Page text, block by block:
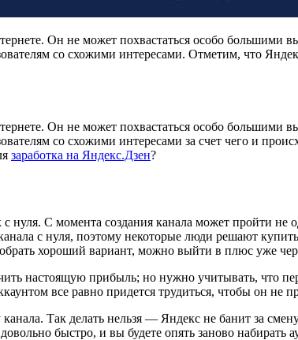
Он не может похвастаться особо большими
со схожими интересами. Отметим, что
Он не может похвастаться особо большими
со схожими интересами за счет чего и
заработка на Яндекс.Дзен?
нуля. С момента создания канала может пройти не
с нуля, поэтому некоторые люди решают
хороший вариант, можно выйти в плюс уже
настоящую прибыль; но нужно учитывать, что
все равно придется трудиться, чтобы он не
Так делать нельзя — Яндекс не банит за
быстро, и вы будете опять заново